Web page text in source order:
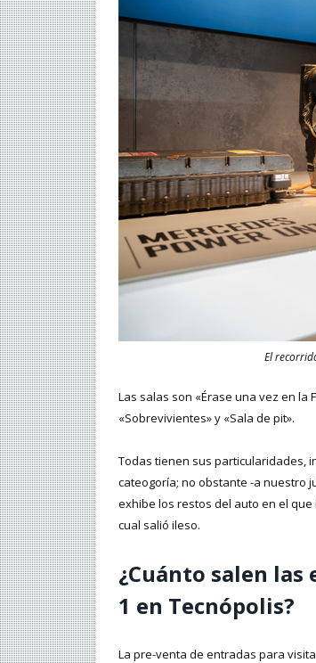
El
Las salas son «Érase una vez en la
«Sobrevivientes» y «Sala de pit».
Todas tienen sus particularidades,
cateogoría; no obstante -a nuestro
exhibe los restos del auto en el que
cual salió ileso.
¿Cuánto salen
1 en Tecnópolis?
La pre-venta de entradas para